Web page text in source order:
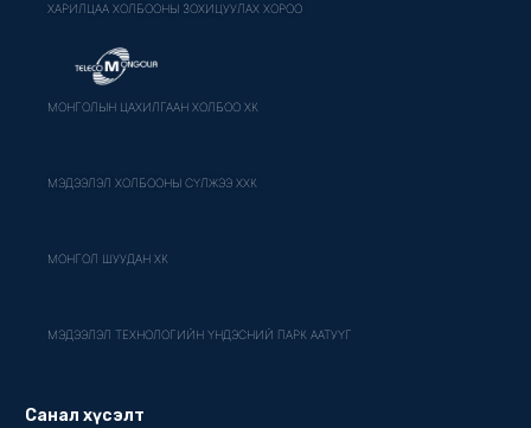
ХАРИЛЦАА ХОЛБООНЫ ЗОХИЦУУЛАХ ХОРОО
МОНГОЛЫН ЦАХИЛГААН ХОЛБОО ХК
МЭДЭЭЛЭЛ ХОЛБООНЫ СҮЛЖЭЭ ХХК
МОНГОЛ ШУУДАН ХК
МЭДЭЭЛЭЛ ТЕХНОЛОГИЙН ҮНДЭСНИЙ ПАРК ААТУҮГ
Санал хүсэлт